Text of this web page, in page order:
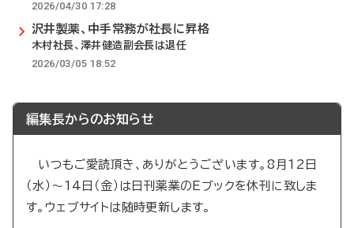
2026/04/30 17:28
沢井製薬、中手常務が社長に昇格
木村社長、澤井健造副会長は退任
2026/03/05 18:52
編集長からのお知らせ
いつもご愛読頂き、ありがとうございます。8月12日
（水）～14日（金）は日刊薬業のEブックを休刊に致しま
す。ウェブサイトは随時更新します。